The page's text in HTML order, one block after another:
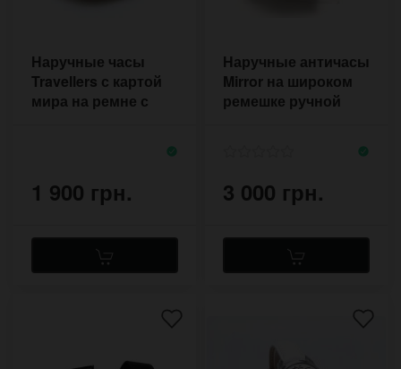
Наручные часы
Travellers с картой
мира на ремне с
1 900 грн.
Наручные античасы
Mirror на широком
ремешке ручной
3 000 грн.